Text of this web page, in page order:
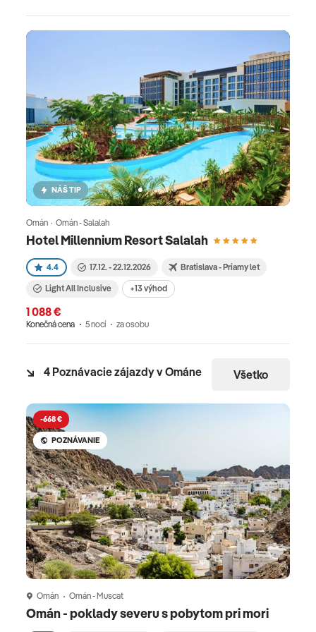
NÁŠ TIP
Hotel Millennium Resort Salalah
Omán · Omán - Salalah
4.4 17.12. - 22.12.2026 Bratislava - Priamy let
Light All Inclusive +13 výhod
1 088 €
Konečná cena 5 nocí za osobu
4 Poznávacie zájazdy v Ománe Všetko
-668 €
POZNÁVANIE
Omán Omán - Muscat
Omán - poklady severu s pobytom pri mori